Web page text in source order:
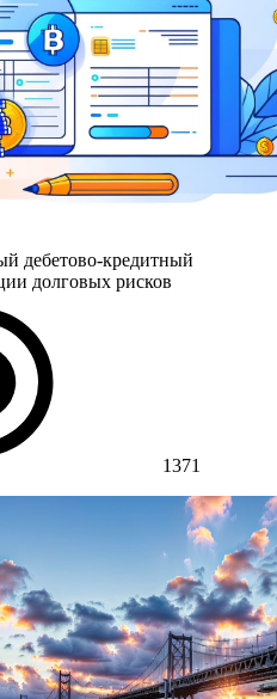
дебетово-кредитный
долговых рисков
1371